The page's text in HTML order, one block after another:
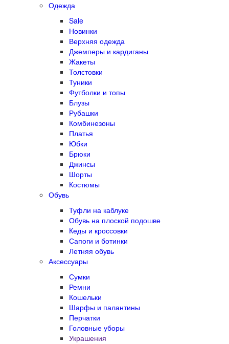
Одежда
Sale
Новинки
Верхняя одежда
Джемперы и кардиганы
Жакеты
Толстовки
Туники
Футболки и топы
Блузы
Рубашки
Комбинезоны
Платья
Юбки
Брюки
Джинсы
Шорты
Костюмы
Обувь
Туфли на каблуке
Обувь на плоской подошве
Кеды и кроссовки
Сапоги и ботинки
Летняя обувь
Аксессуары
Сумки
Ремни
Кошельки
Шарфы и палантины
Перчатки
Головные уборы
Украшения